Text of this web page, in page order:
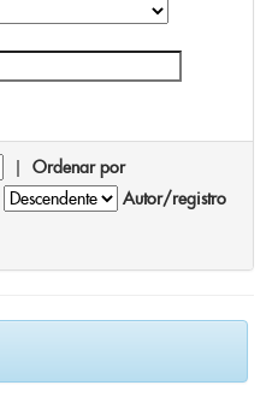
| Ordenar por
Autor/registro